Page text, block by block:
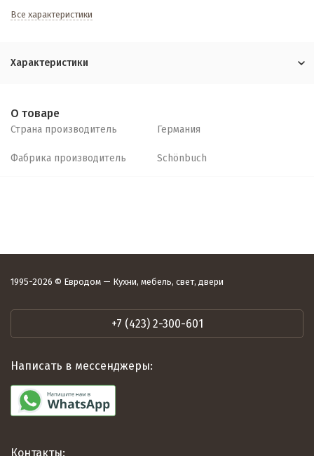
Все характеристики
Характеристики
О товаре
Страна производитель Германия
Фабрика производитель Schönbuch
1995-2026 © Евродом — Кухни, мебель, свет, двери
+7 (423) 2-300-601
Написать в мессенджеры:
Контакты: